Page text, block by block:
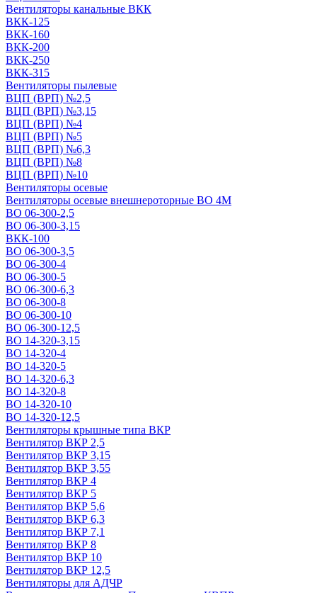
Вентиляторы канальные ВКК
ВКК-125
ВКК-160
ВКК-200
ВКК-250
ВКК-315
Вентиляторы пылевые
ВЦП (ВРП) №2,5
ВЦП (ВРП) №3,15
ВЦП (ВРП) №4
ВЦП (ВРП) №5
ВЦП (ВРП) №6,3
ВЦП (ВРП) №8
ВЦП (ВРП) №10
Вентиляторы осевые
Вентиляторы осевые внешнероторные ВО 4М
ВО 06-300-2,5
ВО 06-300-3,15
ВКК-100
ВО 06-300-3,5
ВО 06-300-4
ВО 06-300-5
ВО 06-300-6,3
ВО 06-300-8
ВО 06-300-10
ВО 06-300-12,5
ВО 14-320-3,15
ВО 14-320-4
ВО 14-320-5
ВО 14-320-6,3
ВО 14-320-8
ВО 14-320-10
ВО 14-320-12,5
Вентиляторы крышные типа ВКР
Вентилятор ВКР 2,5
Вентилятор ВКР 3,15
Вентилятор ВКР 3,55
Вентилятор ВКР 4
Вентилятор ВКР 5
Вентилятор ВКР 5,6
Вентилятор ВКР 6,3
Вентилятор ВКР 7,1
Вентилятор ВКР 8
Вентилятор ВКР 10
Вентилятор ВКР 12,5
Вентиляторы для АДЧР